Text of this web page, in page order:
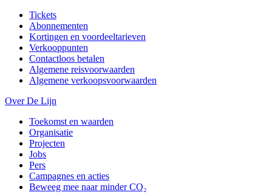
Tickets
Abonnementen
Kortingen en voordeeltarieven
Verkooppunten
Contactloos betalen
Algemene reisvoorwaarden
Algemene verkoopsvoorwaarden
Over De Lijn
Toekomst en waarden
Organisatie
Projecten
Jobs
Pers
Campagnes en acties
Beweeg mee naar minder CO₂